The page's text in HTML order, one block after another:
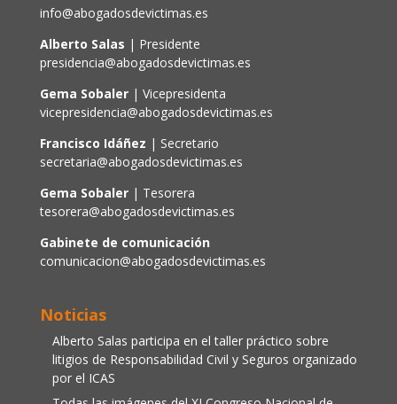
info@abogadosdevictimas.es
Alberto Salas | Presidente
presidencia@abogadosdevictimas.es
Gema Sobaler | Vicepresidenta
vicepresidencia@abogadosdevictimas.es
Francisco Idáñez | Secretario
secretaria@abogadosdevictimas.es
Gema Sobaler| Tesorera
tesorera@abogadosdevictimas.es
Gabinete de comunicación
comunicacion@abogadosdevictimas.es
Noticias
Alberto Salas participa en el taller práctico sobre
litigios de Responsabilidad Civil y Seguros organizado
por el ICAS